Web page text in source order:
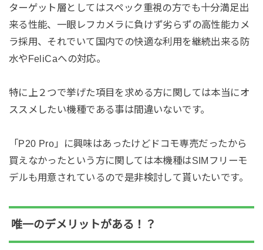
ターゲット層としてはスペック重視の方でも十分満足出
来る性能、一眼レフカメラに負けず劣らずの高性能カメ
ラ採用、それでいて国内での快適な利用を継続出来る防
水やFeliCaへの対応。
特に上２つで挙げた項目を求める方に関しては本当にオ
ススメしたい機種である事は間違いないです。
「P20 Pro」に興味はあったけどドコモ専売だったから
買えなかったという方に関しては本機種はSIMフリーモ
デルも用意されているので是非検討して貰いたいです。
唯一のデメリットがある！？